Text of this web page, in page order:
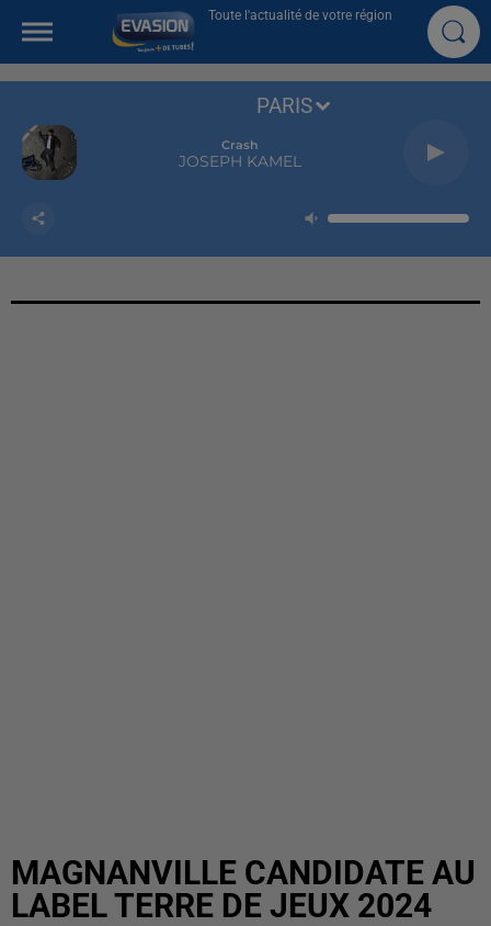
Toute l'actualité de votre région
Crash
JOSEPH KAMEL
PARIS
MAGNANVILLE CANDIDATE AU
LABEL TERRE DE JEUX 2024